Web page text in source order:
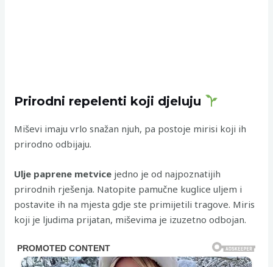
Prirodni repelenti koji djeluju
Miševi imaju vrlo snažan njuh, pa postoje mirisi koji ih
prirodno odbijaju.
Ulje paprene metvice jedno je od najpoznatijih
prirodnih rješenja. Natopite pamučne kuglice uljem i
postavite ih na mjesta gdje ste primijetili tragove. Miris
koji je ljudima prijatan, miševima je izuzetno odbojan.